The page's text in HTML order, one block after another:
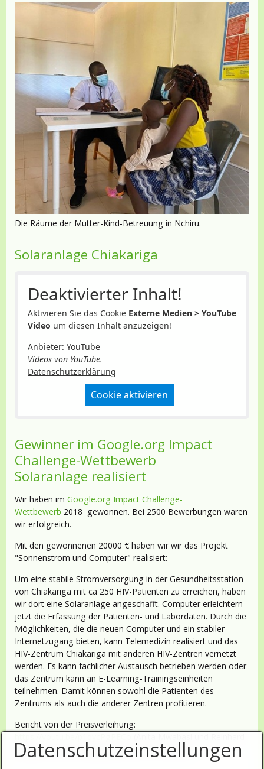
Die Räume der Mutter-Kind-Betreuung in Nchiru.
Solaranlage Chiakariga
Deaktivierter Inhalt!
Aktivieren Sie das Cookie Externe Medien > YouTube
Video um diesen Inhalt anzuzeigen!
Anbieter: YouTube
Videos von YouTube.
Datenschutzerklärung
Cookie aktivieren
Gewinner im Google.org Impact
Challenge-Wettbewerb
Solaranlage realisiert
Wir haben im Google.org Impact Challenge-
Wettbewerb 2018 gewonnen. Bei 2500 Bewerbungen waren
wir erfolgreich.
Mit den gewonnenen 20000 € haben wir wir das Projekt
"Sonnenstrom und Computer" realisiert:
Um eine stabile Stromversorgung in der Gesundheitsstation
von Chiakariga mit ca 250 HIV-Patienten zu erreichen, haben
wir dort eine Solaranlage angeschafft. Computer erleichtern
jetzt die Erfassung der Patienten- und Labordaten. Durch die
Möglichkeiten, die die neuen Computer und ein stabiler
Internetzugang bieten, kann Telemedizin realisiert und das
HIV-Zentrum Chiakariga mit anderen HIV-Zentren vernetzt
werden. Es kann fachlicher Austausch betrieben werden oder
das Zentrum kann an E-Learning-Trainingseinheiten
teilnehmen. Damit können sowohl die Patienten des
Zentrums als auch die anderer Zentren profitieren.
Bericht von der Preisverleihung:
Klöpper sind im Hintergrund bei 0:51 zu sehen)
Datenschutzeinstellungen